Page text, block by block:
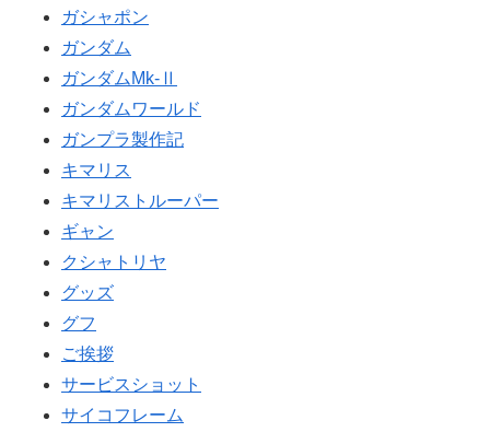
ガシャポン
ガンダム
ガンダムMk-Ⅱ
ガンダムワールド
ガンプラ製作記
キマリス
キマリストルーパー
ギャン
クシャトリヤ
グッズ
グフ
ご挨拶
サービスショット
サイコフレーム